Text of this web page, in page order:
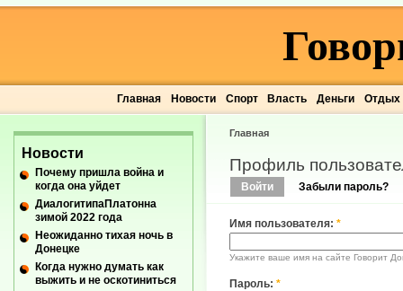
Главная Новости Спорт Власть Деньги Отдых
Главная
Профиль
Войти Забыли пароль?
Имя пользователя: *
Укажите ваше имя на сайте Говорит
Пароль: *
Новости
Почему пришла война и
когда она уйдет
ДиалогитипаПлатонна
зимой 2022 года
Неожиданно тихая ночь в
Донецке
Когда нужно думать как
выжить и не оскотиниться